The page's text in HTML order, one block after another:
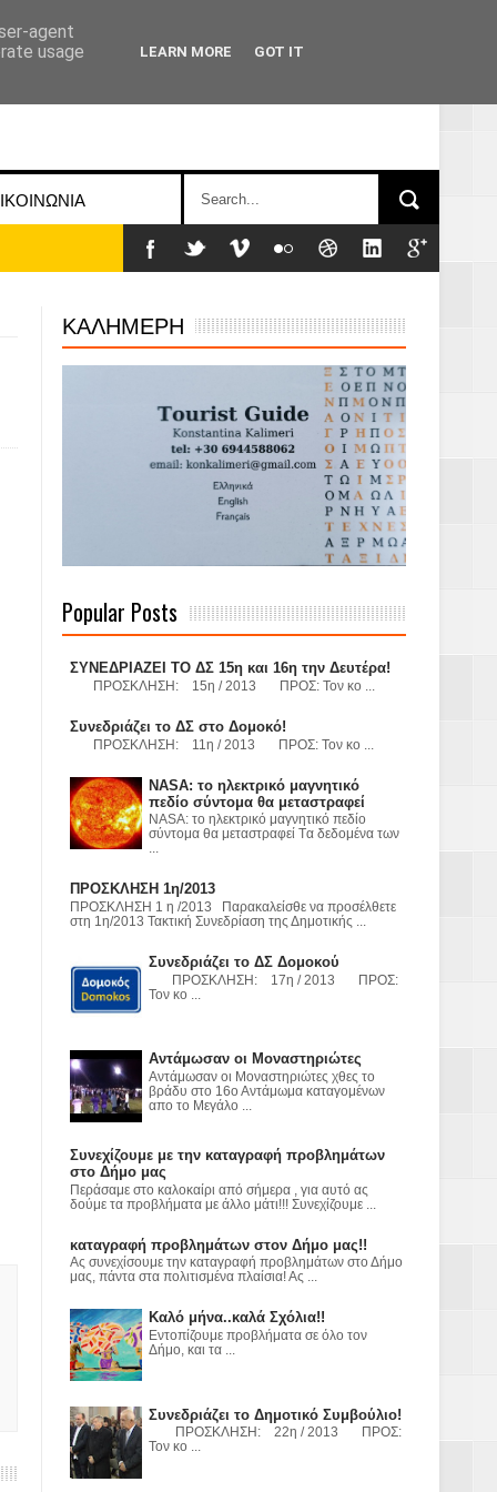
με σκοπό
ΚΑΛΗΜΕΡΗ
Popular Posts
ΣΥΝΕΔΡΙΑΖΕΙ ΤΟ ΔΣ 15η και 16η την Δευτέρα!
ΠΡΟΣΚΛΗΣΗ: 15η / 2013 ΠΡΟΣ: Τον κο ...
Συνεδριάζει το ΔΣ στο Δομοκό!
ΠΡΟΣΚΛΗΣΗ: 11η / 2013 ΠΡΟΣ: Τον κο ...
NASA: το ηλεκτρικό μαγνητικό
πεδίο σύντομα θα μεταστραφεί
NASA: το ηλεκτρικό μαγνητικό πεδίο
σύντομα θα μεταστραφεί Tα δεδομένα των
ΠΡΟΣΚΛΗΣΗ 1η/2013
ΠΡΟΣΚΛΗΣΗ 1 η /2013 Παρακαλείσθε να προσέλθετε
στη 1η/2013 Τακτική Συνεδρίαση της Δημοτικής ...
Συνεδριάζει το ΔΣ Δομοκού
ΠΡΟΣΚΛΗΣΗ: 17η / 2013 ΠΡΟΣ:
Τον κο ...
Αντάμωσαν οι Μοναστηριώτες
Αντάμωσαν οι Μοναστηριώτες χθες το
βράδυ στο 16ο Αντάμωμα καταγομένων
απο το Μεγάλο ...
Συνεχίζουμε με την καταγραφή προβλημάτων
στο Δήμο μας
Περάσαμε στο καλοκαίρι από σήμερα , για αυτό ας
δούμε τα προβλήματα με άλλο μάτι!!! Συνεχίζουμε ...
καταγραφή προβλημάτων στον Δήμο μας!!
Ας συνεχίσουμε την καταγραφή προβλημάτων στο Δήμο
μας, πάντα στα πολιτισμένα πλαίσια! Ας ...
Καλό μήνα..καλά Σχόλια!!
Εντοπίζουμε προβλήματα σε όλο τον
Δήμο, και τα ...
Συνεδριάζει το Δημοτικό Συμβούλιο!
ΠΡΟΣΚΛΗΣΗ: 22η / 2013 ΠΡΟΣ:
Τον κο ...
agent
usage
LEARN MORE GOT IT